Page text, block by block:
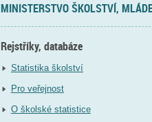
MINISTERSTVO ŠKOLSTVÍ,
Rejstříky, databáze
Statistika školství
Pro veřejnost
O školské statistice